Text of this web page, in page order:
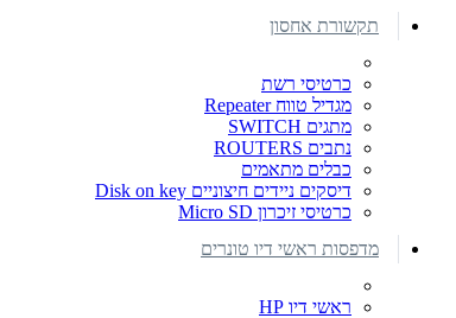
תקשורת אחסון
כרטיסי רשת
מגדיל טווח Repeater
מתגים SWITCH
נתבים ROUTERS
כבלים מתאמים
דיסקים ניידים חיצוניים Disk on key
כרטיסי זיכרון Micro SD
מדפסות ראשי דיו טונרים
ראשי דיו HP